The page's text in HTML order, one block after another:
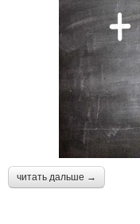
читать дальше →